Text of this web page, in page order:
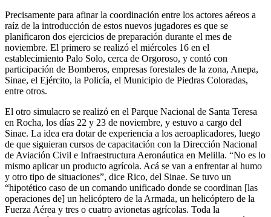
Precisamente para afinar la coordinación entre los actores aéreos a
raíz de la introducción de estos nuevos jugadores es que se
planificaron dos ejercicios de preparación durante el mes de
noviembre. El primero se realizó el miércoles 16 en el
establecimiento Palo Solo, cerca de Orgoroso, y contó con
participación de Bomberos, empresas forestales de la zona, Anepa,
Sinae, el Ejército, la Policía, el Municipio de Piedras Coloradas,
entre otros.
El otro simulacro se realizó en el Parque Nacional de Santa Teresa
en Rocha, los días 22 y 23 de noviembre, y estuvo a cargo del
Sinae. La idea era dotar de experiencia a los aeroaplicadores, luego
de que siguieran cursos de capacitación con la Dirección Nacional
de Aviación Civil e Infraestructura Aeronáutica en Melilla. “No es lo
mismo aplicar un producto agrícola. Acá se van a enfrentar al humo
y otro tipo de situaciones”, dice Rico, del Sinae. Se tuvo un
“hipotético caso de un comando unificado donde se coordinan [las
operaciones de] un helicóptero de la Armada, un helicóptero de la
Fuerza Aérea y tres o cuatro avionetas agrícolas. Toda la